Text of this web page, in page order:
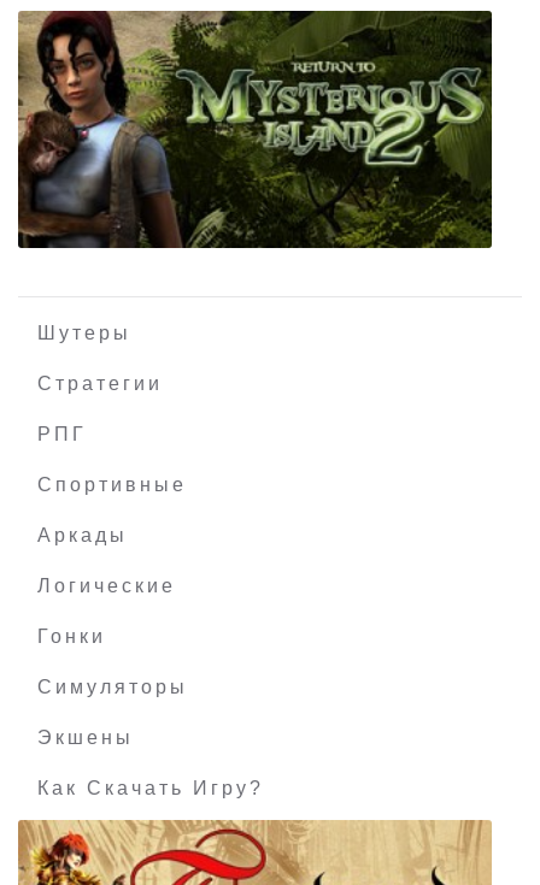
Dwerve
Шутеры
Стратегии
РПГ
Спортивные
Аркады
Логические
Гонки
Симуляторы
Экшены
Как Скачать Игру?